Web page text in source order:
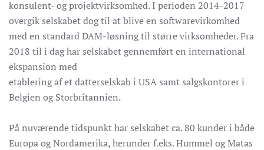
konsulent- og projektvirksomhed. I perioden 2014-2017
overgik selskabet dog til at blive en softwarevirkomhed
med en standard DAM-løsning til større virksomheder. Fra
2018 til i dag har selskabet gennemført en international
ekspansion med
etablering af et datterselskab i USA samt salgskontorer i
Belgien og Storbritannien.
På nuværende tidspunkt har selskabet ca. 80 kunder i både
Europa og Nordamerika, herunder f.eks. Hummel og Matas